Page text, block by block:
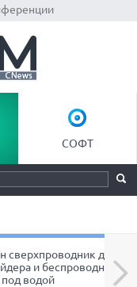
СОФТ
сверхпроводник для
и беспроводной
под водой
Next